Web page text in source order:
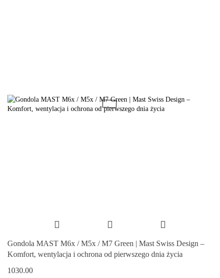
Gondola MAST M6x / M5x / M7 Green | Mast Swiss Design –
Komfort, wentylacja i ochrona od pierwszego dnia życia
1030.00